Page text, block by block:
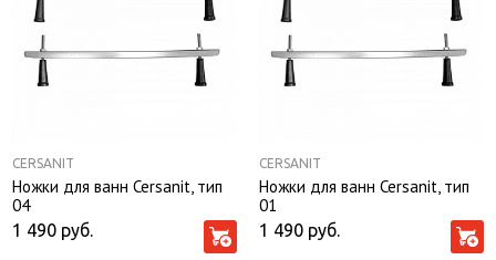
CERSANIT
Ножки для ванн Cersanit, тип
04
1 490 руб.
CERSANIT
Ножки для ванн Cersanit, тип
01
1 490 руб.